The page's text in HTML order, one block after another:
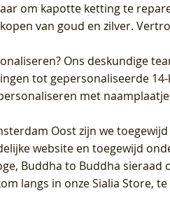
om kapotte ketting te
van goud en zilver.
? Ons deskundige
tot gepersonaliseerde
met
Oostzijn we
website en toegewijd
Buddha to Buddha
langs in onze Sialia Store,